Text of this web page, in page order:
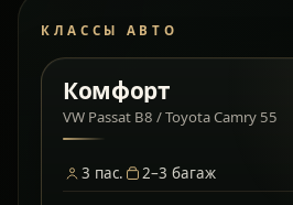
КЛАССЫ АВТО
Комфорт
VW Passat B8 / Toyota Camry 55
3 пас. 2–3 багаж